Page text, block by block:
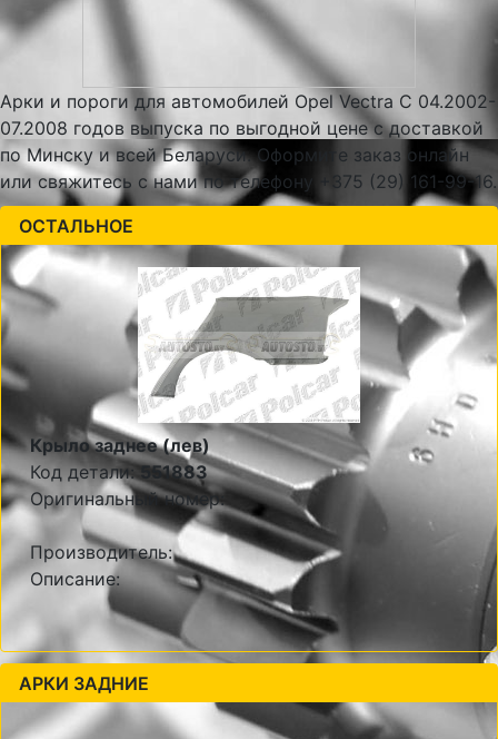
Арки и пороги для автомобилей Opel Vectra C 04.2002-
07.2008 годов выпуска по выгодной цене с доставкой
по Минску и всей Беларуси. Оформите заказ онлайн
или свяжитесь с нами по телефону +375 (29) 161-99-16.
ОСТАЛЬНОЕ
Крыло заднее (лев)
Код детали: 551883
Оригинальный номер:
Производитель:
Описание:
АРКИ ЗАДНИЕ